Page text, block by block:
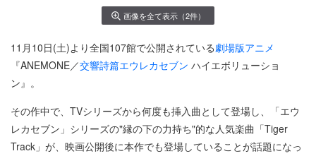
画像を全て表示（2件）
11月10日(土)より全国107館で公開されている劇場版アニメ
『ANEMONE／交響詩篇エウレカセブン ハイエボリューショ
ン』。
その作中で、TVシリーズから何度も挿入曲として登場し、「エウ
レカセブン」シリーズの"縁の下の力持ち"的な人気楽曲「Tiger
Track」が、映画公開後に本作でも登場していることが話題になっ